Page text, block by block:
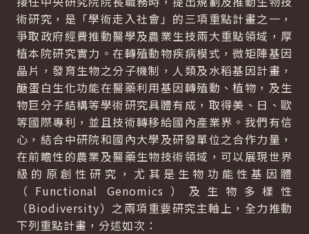
術研究，是「學術走入社會」的三項重點計畫之一，
爭取政府經費推動醫學及農業生技兩大重點領域，厚
植本院研究實力。在轉殖動物疾病模式，微矩陣基因
晶片，發育生物之分子機制，人類及水稻基因計畫，
醣蛋白生化功能在醫藥利用基因轉殖動、植物，及生
物巨分子結構等學術研究具體有成，取得美、日、歐
等國際專利，並且技術轉移給國內產業界。我們有信
心，結合中研院和國內大學及研發單位之合作力量，
在前瞻性的農業及醫藥生物技術領域，可以展現世界
級的原創性研究，尤其是生物功能性基因體
（Functional Genomics）及生物多樣性
（Biodiversity）之兩項重要研究主軸上，全力推動
下列重點計畫，分述如次：